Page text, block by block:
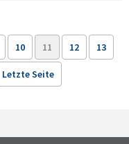
10 11 12 13
Letzte Seite